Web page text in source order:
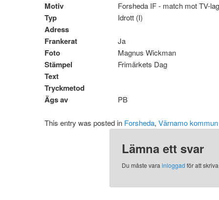
Motiv Forsheda IF - match mot TV-
Typ Idrott (I)
Adress
Frankerat
Ja
Foto Magnus Wickman
Stämpel Frimärkets Dag
Text
Tryckmetod
Ägs av
PB
This entry was posted in Forsheda, Värnamo
Lämna ett svar
Du måste varainloggad för att